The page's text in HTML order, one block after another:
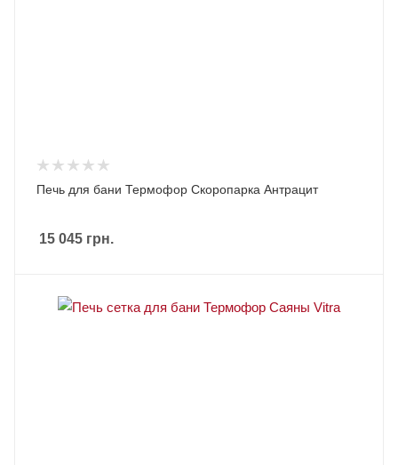
Печь для бани Термофор Скоропарка Антрацит
15 045 грн.